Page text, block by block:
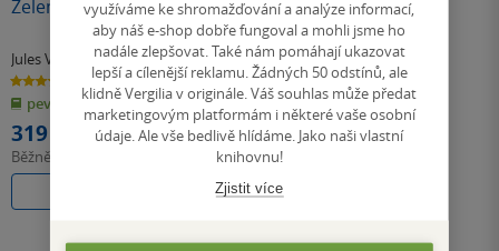
Zelený paprsek
Jules Verne
4.7
z
5
hvězdiček
pevná vazba
319 Kč
Běžně
využíváme ke shromažďování a analýze informací,
aby náš e-shop dobře fungoval a mohli jsme ho
nadále zlepšovat. Také nám pomáhají ukazovat
lepší a cílenější reklamu. Žádných 50 odstínů, ale
klidně Vergilia v originále. Váš souhlas může předat
marketingovým platformám i některé vaše osobní
údaje. Ale vše bedlivě hlídáme. Jako naši vlastní
knihovnu!
Zjistit více